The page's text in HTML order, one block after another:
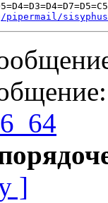
sisyphus/
]